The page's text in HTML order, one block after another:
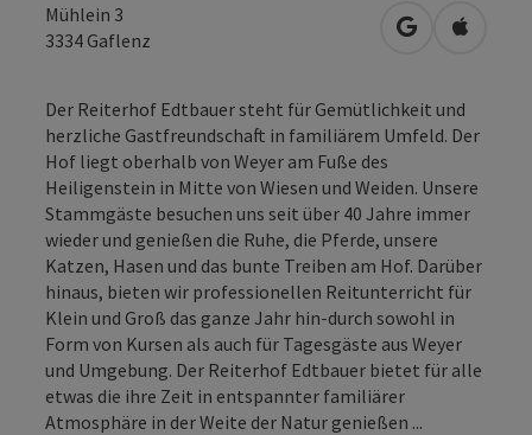
Mühlein 3
3334 Gaflenz in Google
in
Der Reiterhof Edtbauer steht für Gemütlichkeit und
herzliche Gastfreundschaft in familiärem Umfeld. Der
Hof liegt oberhalb von Weyer am Fuße des
Heiligenstein in Mitte von Wiesen und Weiden. Unsere
Stammgäste besuchen uns seit über 40 Jahre immer
wieder und genießen die Ruhe, die Pferde, unsere
Katzen, Hasen und das bunte Treiben am Hof. Darüber
hinaus, bieten wir professionellen Reitunterricht für
Klein und Groß das ganze Jahr hin-durch sowohl in
Form von Kursen als auch für Tagesgäste aus Weyer
und Umgebung. Der Reiterhof Edtbauer bietet für alle
etwas die ihre Zeit in entspannter familiärer
Atmosphäre in der Weite der Natur genießen ...